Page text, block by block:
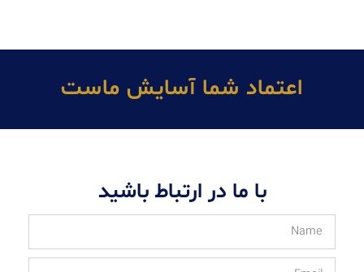
اعتماد شما آسايش ماست
با ما در ارتباط باشید